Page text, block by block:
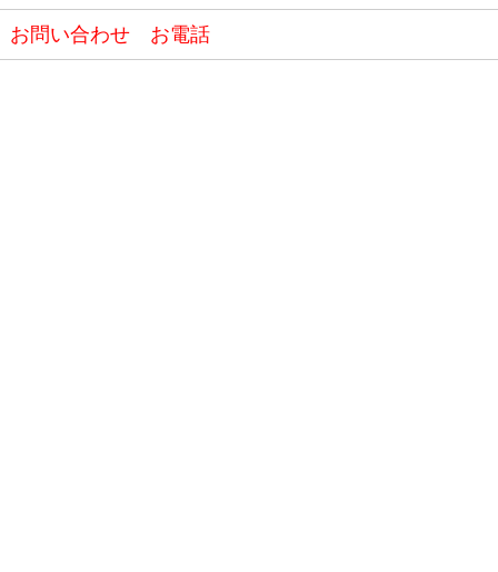
お問い合わせ お電話